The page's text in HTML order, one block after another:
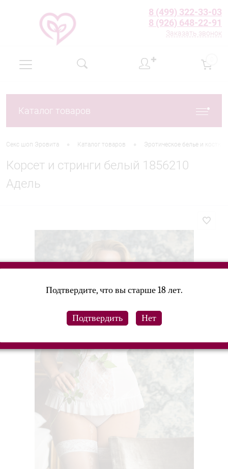
8 (499) 322-33-03
8 (926) 648-22-91
Заказать звонок
✚
Каталог товаров
Секс шоп Эровита Каталог товаров Эротическое белье и
Корсет и стринги белый 1856210
Адель
Подтвердите, что вы старше 18 лет.